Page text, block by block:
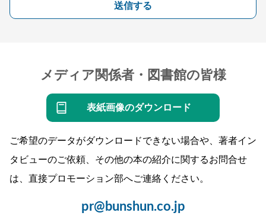
送信する
メディア関係者・図書館の皆様
表紙画像のダウンロード
ご希望のデータがダウンロードできない場合や、著者イン
タビューのご依頼、その他の本の紹介に関するお問合せ
は、直接プロモーション部へご連絡ください。
pr@bunshun.co.jp